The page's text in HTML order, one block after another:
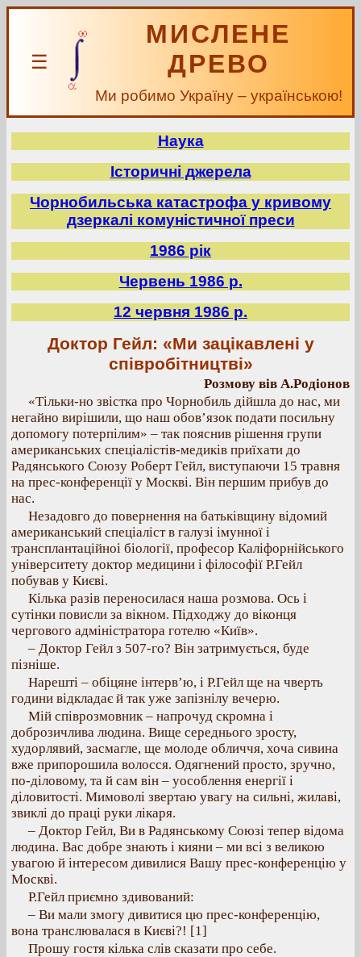
☰
МИСЛЕНЕ
ДРЕВО
Ми робимо Україну – українською!
Наука
Історичні джерела
Чорнобильська катастрофа у кривому
дзеркалі комуністичної преси
1986 рік
Червень 1986 р.
12 червня 1986 р.
Доктор Гейл: «Ми зацікавлені у
співробітництві»
Розмову вів А.Родіонов
«Тільки-но звістка про Чорнобиль дійшла до нас, ми
негайно вирішили, що наш обов’язок подати посильну
допомогу потерпілим» – так пояснив рішення групи
американських спеціалістів-медиків приїхати до
Радянського Союзу Роберт Гейл, виступаючи 15 травня
на прес-конференції у Москві. Він першим прибув до
нас.
Незадовго до повернення на батьківщину відомий
американський спеціаліст в галузі імунної і
трансплантаційноі біології, професор Каліфорнійського
університету доктор медицини і філософії Р.Гейл
побував у Києві.
Кілька разів переносилася наша розмова. Ось і
сутінки повисли за вікном. Підходжу до віконця
чергового адміністратора готелю «Київ».
– Доктор Гейл з 507-го? Він затримується, буде
пізніше.
Нарешті – обіцяне інтерв’ю, і Р.Гейл ще на чверть
години відкладає й так уже запізнілу вечерю.
Мій співрозмовник – напрочуд скромна і
доброзичлива людина. Вище середнього зросту,
худорлявий, засмагле, ще молоде обличчя, хоча сивина
вже припорошила волосся. Одягнений просто, зручно,
по-діловому, та й сам він – уособлення енергії і
діловитості. Мимоволі звертаю увагу на сильні, жилаві,
звиклі до праці руки лікаря.
– Доктор Гейл, Ви в Радянському Союзі тепер відома
людина. Вас добре знають і кияни – ми всі з великою
увагою й інтересом дивилися Вашу прес-конференцію у
Москві.
Р.Гейл приємно здивований:
– Ви мали змогу дивитися цю прес-конференцію,
вона транслювалася в Києві?! [1]
Прошу гостя кілька слів сказати про себе.